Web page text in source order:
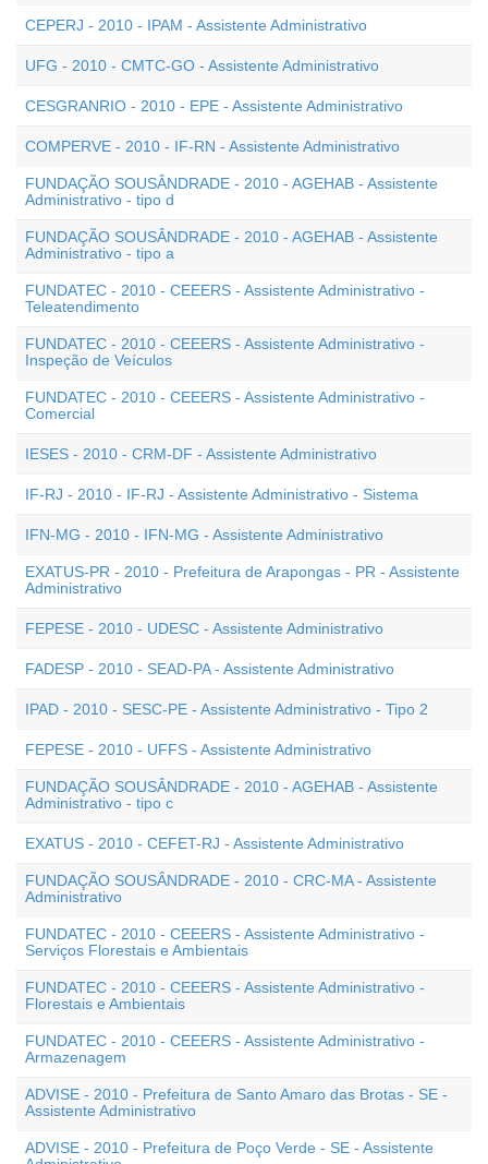
CEPERJ - 2010 - IPAM - Assistente Administrativo
UFG - 2010 - CMTC-GO - Assistente Administrativo
CESGRANRIO - 2010 - EPE - Assistente Administrativo
COMPERVE - 2010 - IF-RN - Assistente Administrativo
FUNDAÇÃO SOUSÂNDRADE - 2010 - AGEHAB - Assistente
Administrativo - tipo d
FUNDAÇÃO SOUSÂNDRADE - 2010 - AGEHAB - Assistente
Administrativo - tipo a
FUNDATEC - 2010 - CEEERS - Assistente Administrativo -
Teleatendimento
FUNDATEC - 2010 - CEEERS - Assistente Administrativo -
Inspeção de Veículos
FUNDATEC - 2010 - CEEERS - Assistente Administrativo -
Comercial
IESES - 2010 - CRM-DF - Assistente Administrativo
IF-RJ - 2010 - IF-RJ - Assistente Administrativo - Sistema
IFN-MG - 2010 - IFN-MG - Assistente Administrativo
EXATUS-PR - 2010 - Prefeitura de Arapongas - PR - Assistente
Administrativo
FEPESE - 2010 - UDESC - Assistente Administrativo
FADESP - 2010 - SEAD-PA - Assistente Administrativo
IPAD - 2010 - SESC-PE - Assistente Administrativo - Tipo 2
FEPESE - 2010 - UFFS - Assistente Administrativo
FUNDAÇÃO SOUSÂNDRADE - 2010 - AGEHAB - Assistente
Administrativo - tipo c
EXATUS - 2010 - CEFET-RJ - Assistente Administrativo
FUNDAÇÃO SOUSÂNDRADE - 2010 - CRC-MA - Assistente
Administrativo
FUNDATEC - 2010 - CEEERS - Assistente Administrativo -
Serviços Florestais e Ambientais
FUNDATEC - 2010 - CEEERS - Assistente Administrativo -
Florestais e Ambientais
FUNDATEC - 2010 - CEEERS - Assistente Administrativo -
Armazenagem
ADVISE - 2010 - Prefeitura de Santo Amaro das Brotas - SE -
Assistente Administrativo
ADVISE - 2010 - Prefeitura de Poço Verde - SE - Assistente